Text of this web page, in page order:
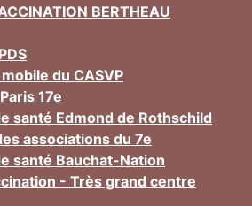
BERTHEAU
du CASVP
17e
santé Edmond de Rothschild
associations du 7e
santé Bauchat-Nation
- Très grand centre